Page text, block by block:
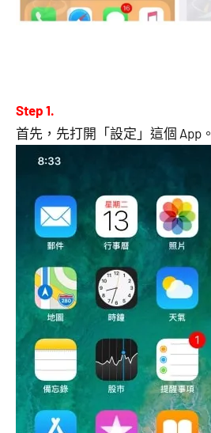
Step 1.
首先，先打開「設定」這個 App。